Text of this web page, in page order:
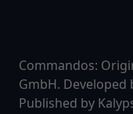
Commandos:
GmbH. Developed
Published by